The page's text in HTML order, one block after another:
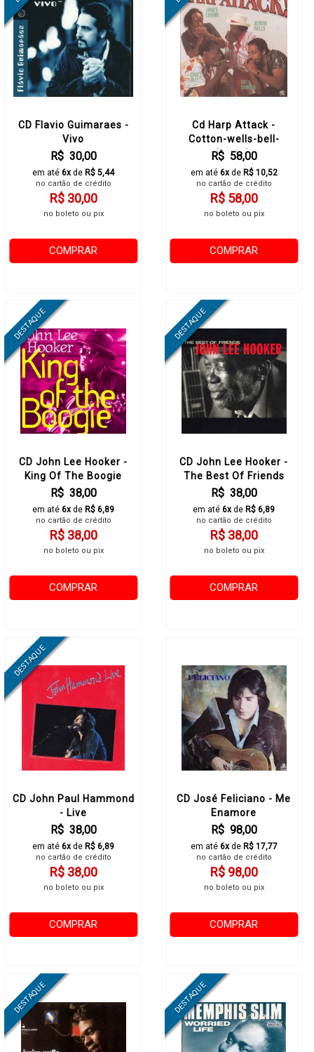
CD Flavio Guimaraes -
Vivo
R$ 30,00
em até 6xde R$ 5,44
no cartão de crédito
R$ 30,00
no boleto ou pix
COMPRAR
Cd Harp Attack -
Cotton-wells-bell-
branch
R$ 58,00
em até 6xde R$ 10,52
no cartão de crédito
R$ 58,00
no boleto ou pix
COMPRAR
CD John Lee Hooker -
King Of The Boogie
R$ 38,00
em até 6xde R$ 6,89
no cartão de crédito
R$ 38,00
no boleto ou pix
COMPRAR
CD John Lee Hooker -
The Best Of Friends
R$ 38,00
em até 6xde R$ 6,89
no cartão de crédito
R$ 38,00
no boleto ou pix
COMPRAR
CD John Paul Hammond
- Live
R$ 38,00
em até 6xde R$ 6,89
no cartão de crédito
R$ 38,00
no boleto ou pix
COMPRAR
CD José Feliciano - Me
Enamore
R$ 98,00
em até 6xde R$ 17,77
no cartão de crédito
R$ 98,00
no boleto ou pix
COMPRAR